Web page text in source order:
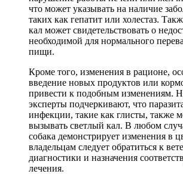
что может указывать на наличие
таких как гепатит или холестаз.
кал может свидетельствовать о
необходимой для нормального
пищи.
Кроме того, изменения в рационе,
введение новых продуктов или
привести к подобным изменениям.
эксперты подчеркивают, что
инфекции, такие как глисты, также
вызывать светлый кал. В любом
собака демонстрирует изменения в
владельцам следует обратиться к
диагностики и назначения
лечения.